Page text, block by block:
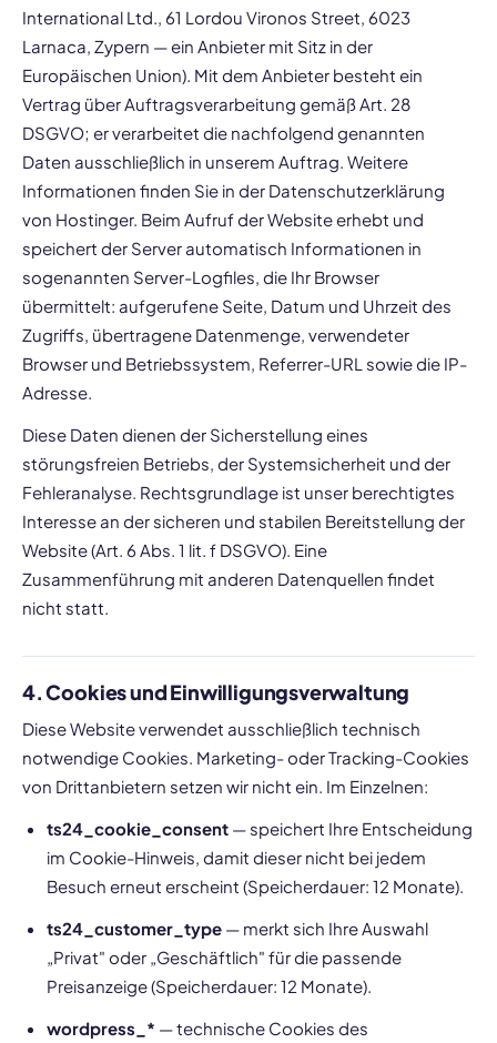
International Ltd., 61 Lordou Vironos Street, 6023
Larnaca, Zypern — ein Anbieter mit Sitz in der
Europäischen Union). Mit dem Anbieter besteht ein
Vertrag über Auftragsverarbeitung gemäß Art. 28
DSGVO; er verarbeitet die nachfolgend genannten
Daten ausschließlich in unserem Auftrag. Weitere
Informationen finden Sie in der Datenschutzerklärung
von Hostinger. Beim Aufruf der Website erhebt und
speichert der Server automatisch Informationen in
sogenannten Server-Logfiles, die Ihr Browser
übermittelt: aufgerufene Seite, Datum und Uhrzeit des
Zugriffs, übertragene Datenmenge, verwendeter
Browser und Betriebssystem, Referrer-URL sowie die IP-
Adresse.
Diese Daten dienen der Sicherstellung eines
störungsfreien Betriebs, der Systemsicherheit und der
Fehleranalyse. Rechtsgrundlage ist unser berechtigtes
Interesse an der sicheren und stabilen Bereitstellung der
Website (Art. 6 Abs. 1 lit. f DSGVO). Eine
Zusammenführung mit anderen Datenquellen findet
nicht statt.
4. Cookies und Einwilligungsverwaltung
Diese Website verwendet ausschließlich technisch
notwendige Cookies. Marketing- oder Tracking-Cookies
von Drittanbietern setzen wir nicht ein. Im Einzelnen:
ts24_cookie_consent — speichert Ihre Entscheidung
im Cookie-Hinweis, damit dieser nicht bei jedem
Besuch erneut erscheint (Speicherdauer: 12 Monate).
ts24_customer_type — merkt sich Ihre Auswahl
„Privat" oder „Geschäftlich" für die passende
Preisanzeige (Speicherdauer: 12 Monate).
wordpress_* — technische Cookies des